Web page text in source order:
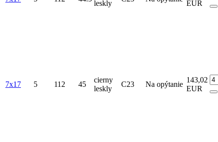
leskly
EUR
7x17 5 112 45
cierny
leskly
C23 Na opýtanie
143,02
EUR